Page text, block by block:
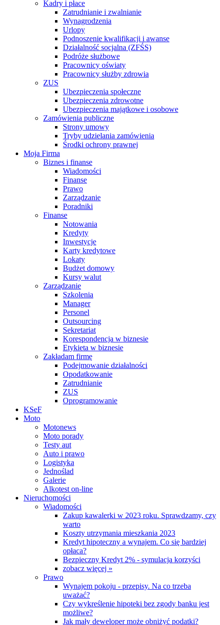
Kadry i płace
Zatrudnianie i zwalnianie
Wynagrodzenia
Urlopy
Podnoszenie kwalifikacji i awanse
Działalność socjalna (ZFŚS)
Podróże służbowe
Pracownicy oświaty
Pracownicy służby zdrowia
ZUS
Ubezpieczenia społeczne
Ubezpieczenia zdrowotne
Ubezpieczenia majątkowe i osobowe
Zamówienia publiczne
Strony umowy
Tryby udzielania zamówienia
Środki ochrony prawnej
Moja Firma
Biznes i finanse
Wiadomości
Finanse
Prawo
Zarządzanie
Poradniki
Finanse
Notowania
Kredyty
Inwestycje
Karty kredytowe
Lokaty
Budżet domowy
Kursy walut
Zarządzanie
Szkolenia
Manager
Personel
Outsourcing
Sekretariat
Korespondencja w biznesie
Etykieta w biznesie
Zakładam firmę
Podejmowanie działalności
Opodatkowanie
Zatrudnianie
ZUS
Oprogramowanie
KSeF
Moto
Motonews
Moto porady
Testy aut
Auto i prawo
Logistyka
Jednoślad
Galerie
Alkotest on-line
Nieruchomości
Wiadomości
Zakup kawalerki w 2023 roku. Sprawdzamy, czy
warto
Koszty utrzymania mieszkania 2023
Kredyt hipoteczny a wynajem. Co się bardziej
opłaca?
Bezpieczny Kredyt 2% - symulacja korzyści
zobacz więcej »
Prawo
Wynajem pokoju - przepisy. Na co trzeba
uważać?
Czy wykreślenie hipoteki bez zgody banku jest
możliwe?
Jak mały deweloper może obniżyć podatki?